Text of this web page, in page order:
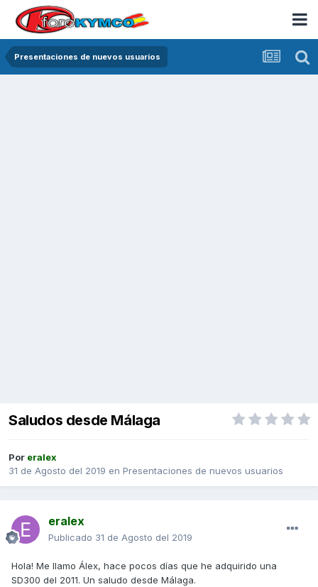
Presentaciones de nuevos usuarios
Saludos desde Málaga
Por eralex
31 de Agosto del 2019 en Presentaciones de nuevos usuarios
eralex
Publicado 31 de Agosto del 2019
Hola! Me llamo Álex, hace pocos días que he adquirido una
SD300 del 2011. Un saludo desde Málaga.